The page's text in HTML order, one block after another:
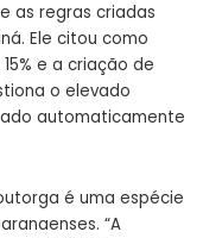
as regras criadas
Ele citou como
e a criação de
o elevado
automaticamente
é uma espécie
“A